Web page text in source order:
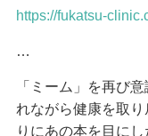
https://fukatsu-
…
「ミーム」を再び
れながら健康を取
りにあの本を目に